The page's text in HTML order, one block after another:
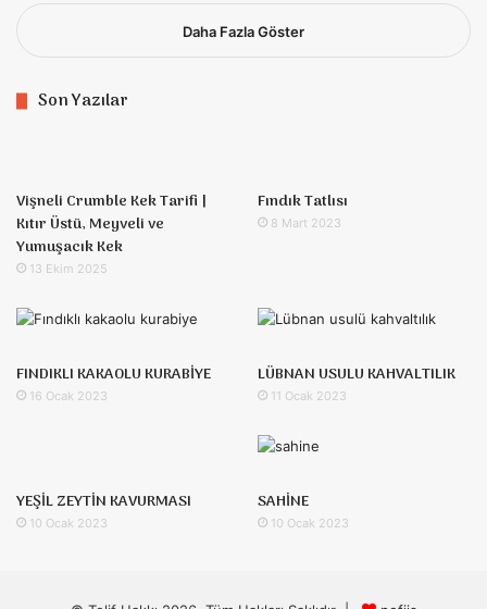
Daha Fazla Göster
Son Yazılar
Vişneli Crumble Kek Tarifi |
Kıtır Üstü, Meyveli ve
Yumuşacık Kek
13 Ekim 2025
Fındık Tatlısı
8 Mart 2023
FINDIKLI KAKAOLU KURABİYE
16 Ocak 2023
LÜBNAN USULU KAHVALTILIK
11 Ocak 2023
YEŞİL ZEYTİN KAVURMASI
10 Ocak 2023
SAHİNE
10 Ocak 2023